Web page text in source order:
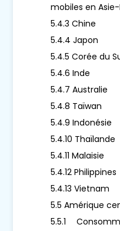
mobiles en
5.4.3 Chine
5.4.4 Japon
5.4.5 Corée du
5.4.6 Inde
5.4.7 Australie
5.4.8 Taïwan
5.4.9 Indonésie
5.4.10 Thaïlande
5.4.11 Malaisie
5.4.12 Philippines
5.4.13 Vietnam
5.5 Amérique
5.5.1